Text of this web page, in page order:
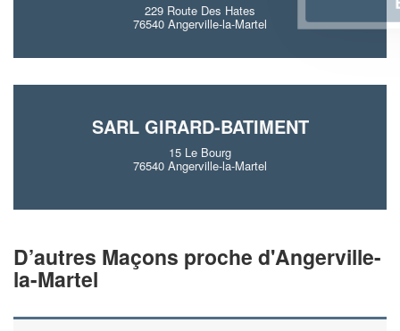
229 Route Des Hates
76540 Angerville-la-Martel
SARL GIRARD-BATIMENT
15 Le Bourg
76540 Angerville-la-Martel
D’autres Maçons proche d'Angerville-
la-Martel